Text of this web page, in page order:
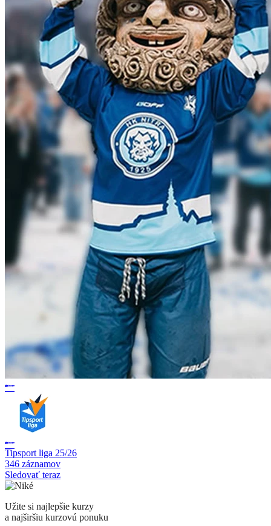
Tipsport liga 25/26
346 záznamov
Sledovať teraz
Užite si najlepšie kurzy
a najširšiu kurzovú ponuku